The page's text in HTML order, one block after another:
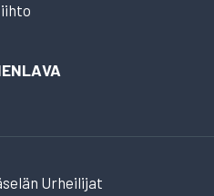
Urheilijat